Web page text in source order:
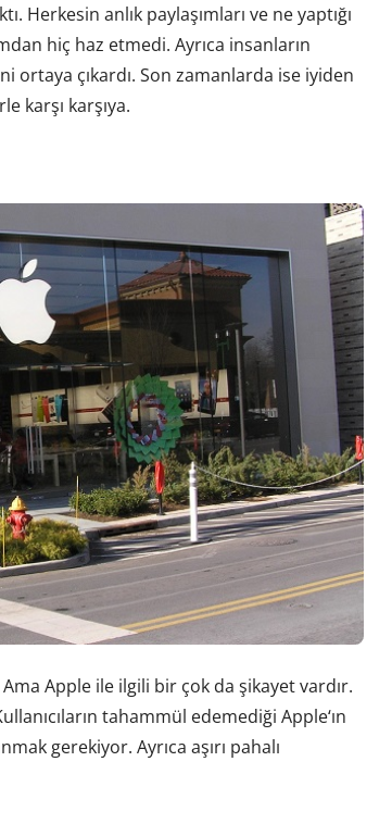
Herkesin anlık paylaşımları ve ne yaptığı
hiç haz etmedi. Ayrıca insanların
ortaya çıkardı. Son zamanlarda ise iyiden
karşı karşıya.
Apple ile ilgili bir çok da şikayet vardır.
tahammül edemediği Apple‘ın
gerekiyor. Ayrıca aşırı pahalı